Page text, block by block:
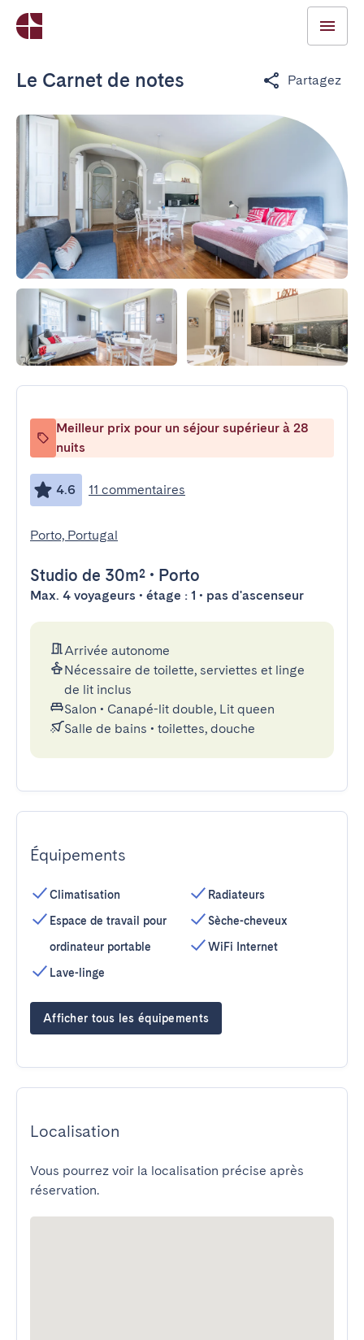
Le Carnet de notes Partagez
Meilleur prix pour un séjour supérieur à 28
nuits
4.6 11 commentaires
Porto, Portugal
Studio de 30m² • Porto
Max. 4 voyageurs • étage : 1 • pas d'ascenseur
Arrivée autonome
Nécessaire de toilette, serviettes et linge
de lit inclus
Salon • Canapé-lit double, Lit queen
Salle de bains • toilettes, douche
Équipements
Climatisation
Espace de travail pour
ordinateur portable
Lave-linge
Radiateurs
Sèche-cheveux
WiFi Internet
Afficher tous les équipements
Localisation
Vous pourrez voir la localisation précise après
réservation.